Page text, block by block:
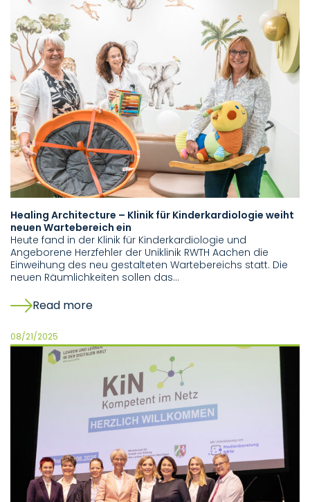
Healing Architecture – Klinik für Kinderkardiologie weiht
neuen Wartebereich ein
Heute fand in der Klinik für Kinderkardiologie und
Angeborene Herzfehler der Uniklinik RWTH Aachen die
Einweihung des neu gestalteten Wartebereichs statt. Die
neuen Räumlichkeiten sollen das…
Read more
08/21/2025